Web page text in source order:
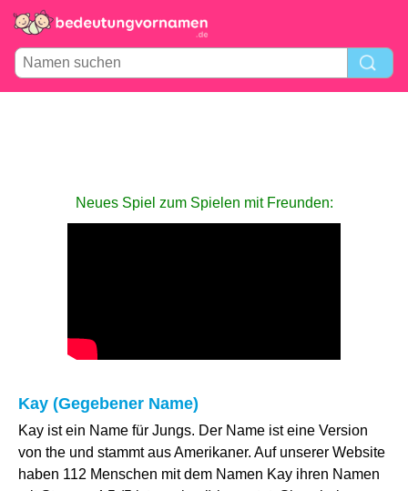
Neues Spiel zum Spielen mit Freunden:
Kay (Gegebener Name)
Kay ist ein Name für Jungs. Der Name ist eine Version
von the und stammt aus Amerikaner. Auf unserer Website
haben 112 Menschen mit dem Namen Kay ihren Namen